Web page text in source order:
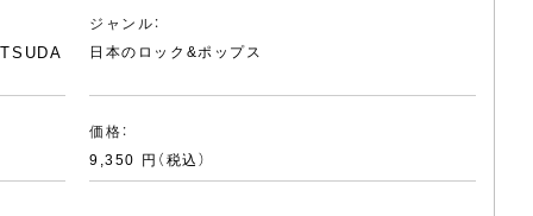
ジャンル：
日本のロック&ポップス
価格：
9,350 円（税込）